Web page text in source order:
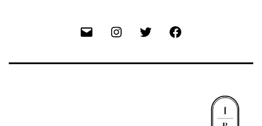
Facebook
Twitter
Instagram